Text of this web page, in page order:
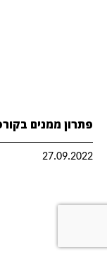
פתרון ממנים
27.09.2022